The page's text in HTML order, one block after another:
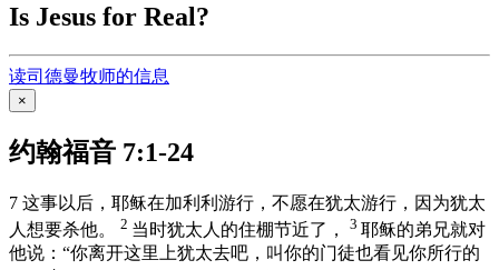
Is Jesus for Real?
读司德曼牧师的信息
×
约翰福音 7:1-24
7 这事以后，耶稣在加利利 游行，不愿在犹太游行，因为犹太
人想要杀他。
2 当时犹太 人的住棚节近了， 3 耶稣的弟兄就对
他说：“你离开这里上犹太去吧，叫你的门徒也看见你所行的